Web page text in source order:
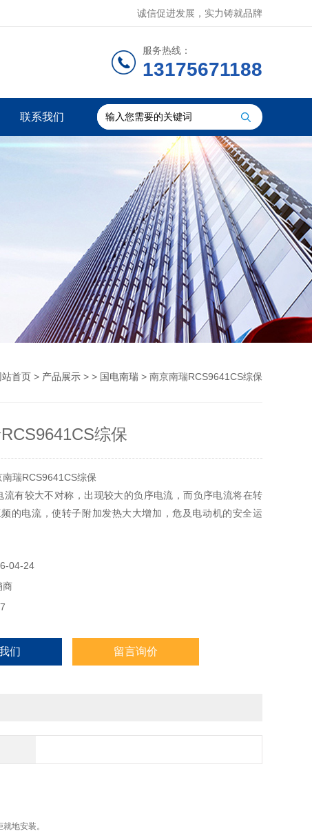
诚信促进发展，实力铸就品牌
服务热线：
13175671188
联系我们
站首页 > 产品展示 > > 国电南瑞 > 南京南瑞RCS9641CS综保
综保
瑞RCS9641CS综保
流有较大不对称，出现较大的负序电流，而负序电流将在转
的电流，使转子附加发热大大增加，危及电动机的安全运
不对称等异常运行工况提供保护。其中负序过流Ⅱ段作为灵
护，可通过控制字FGLFSX选择采用定时限还是反时限。
04-24
商
们 留言询价
地安装。